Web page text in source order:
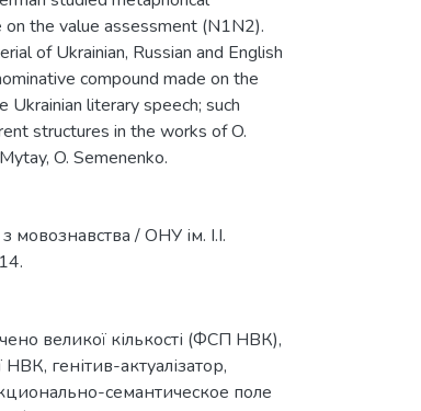
the value assessment (N1N2).
of Ukrainian, Russian and English
compound made on the
literary speech; such
structures in the works of O.
O. Semenenko.
/ ОНУ ім. І.І.
великої кількості (ФСП НВК),
НВК, генітив-актуалізатор,
семантическое поле